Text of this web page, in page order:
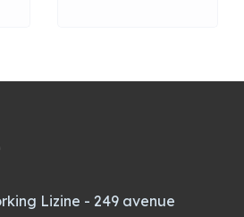
Lizine - 249 avenue